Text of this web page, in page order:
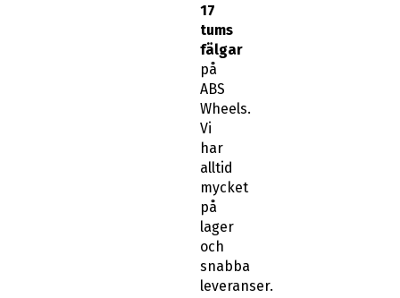
17
tums
fälgar
på
ABS
Wheels.
Vi
har
alltid
mycket
på
lager
och
snabba
leveranser.